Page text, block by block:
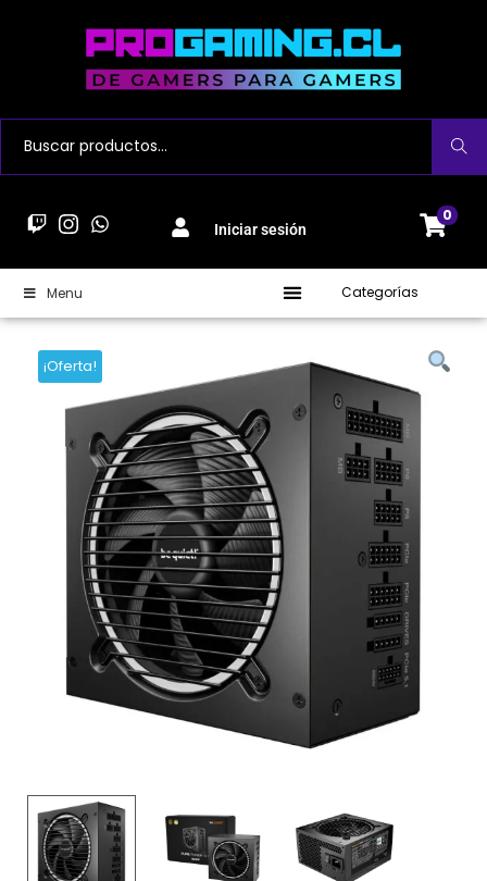
Buscar
Iniciar sesión
0
Menu Categorías
¡Oferta!